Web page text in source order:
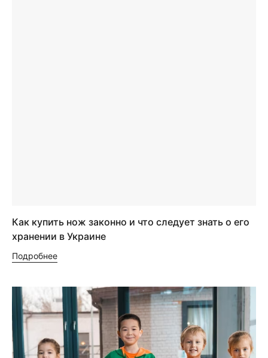
Как купить нож законно и что следует знать о его
хранении в Украине
Подробнее